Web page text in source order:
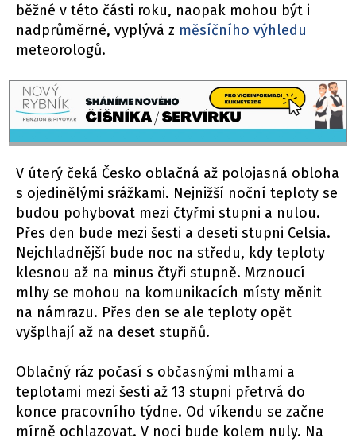
běžné v této části roku, naopak mohou být i
nadprůměrné, vyplývá z měsíčního výhledu
meteorologů.
V úterý čeká Česko oblačná až polojasná obloha
s ojedinělými srážkami. Nejnižší noční teploty se
budou pohybovat mezi čtyřmi stupni a nulou.
Přes den bude mezi šesti a deseti stupni Celsia.
Nejchladnější bude noc na středu, kdy teploty
klesnou až na minus čtyři stupně. Mrznoucí
mlhy se mohou na komunikacích místy měnit
na námrazu. Přes den se ale teploty opět
vyšplhají až na deset stupňů.
Oblačný ráz počasí s občasnými mlhami a
teplotami mezi šesti až 13 stupni přetrvá do
konce pracovního týdne. Od víkendu se začne
mírně ochlazovat. V noci bude kolem nuly. Na